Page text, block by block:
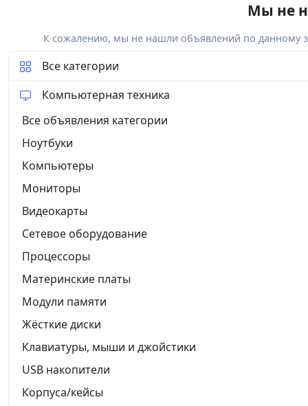
Мы не
К сожалению, мы не нашли объявлений по данному
Все категории
Компьютерная техника
Все объявления категории
Ноутбуки
Компьютеры
Мониторы
Видеокарты
Сетевое оборудование
Процессоры
Материнские платы
Модули памяти
Жёсткие диски
Клавиатуры, мыши и джойстики
USB накопители
Корпуса/кейсы